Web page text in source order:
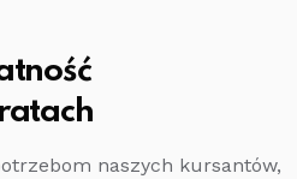
naszych kursantów,